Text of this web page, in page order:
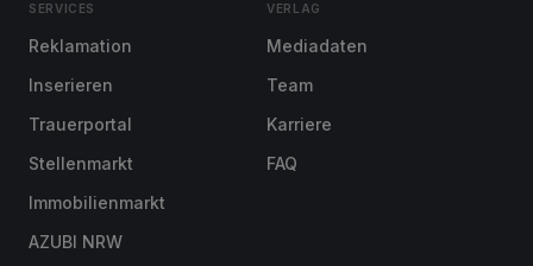
SERVICES
Reklamation
Inserieren
Trauerportal
Stellenmarkt
Immobilienmarkt
AZUBI NRW
VERLAG
Mediadaten
Team
Karriere
FAQ